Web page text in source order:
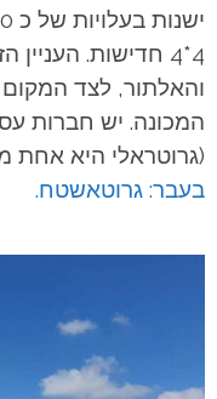
4*4 חדישות.
והאלתור, לצד
המכונה. יש חברות
(גרוטראלי היא אחת
בעבר: גרוטאשטח.